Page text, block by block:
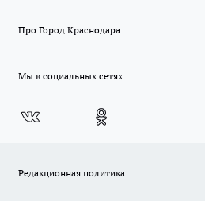
Про Город Краснодара
Мы в социальных сетях
Редакционная политика